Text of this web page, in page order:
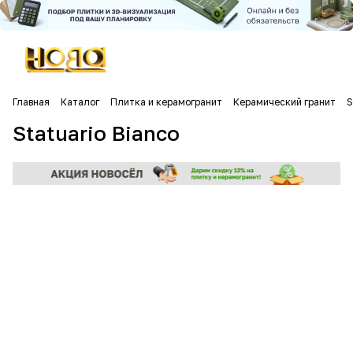
Главная Каталог Плитка и керамогранит Керамический гранит
Statuario Bianco